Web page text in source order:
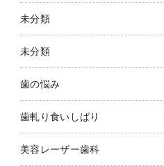
未分類
未分類
歯の悩み
歯軋り食いしばり
美容レーザー歯科